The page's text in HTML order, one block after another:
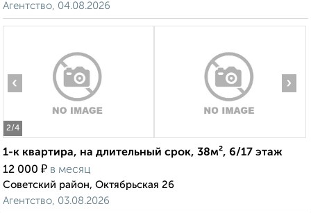
Агентство, 04.08.2026
2/4
‹ ›
1-к квартира, на длительный срок, 38м², 6/17 этаж
12 000 ₽ в месяц
Советский район, Октябрьская 26
Агентство, 03.08.2026